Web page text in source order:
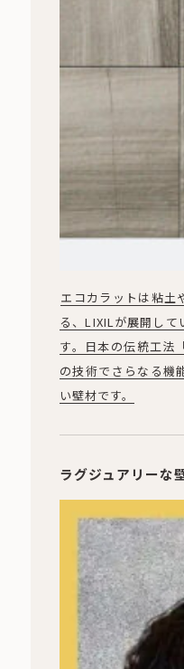
エコカラットは粘土
る、LIXILが展開し
す。日本の伝統工法
の技術でさらなる機
い壁材です。
ラグジュアリーな